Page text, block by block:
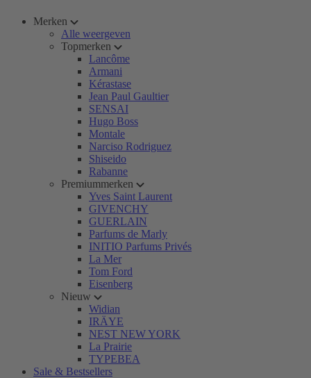
Merken
Alle weergeven
Topmerken
Lancôme
Armani
Kérastase
Jean Paul Gaultier
SENSAI
Hugo Boss
Montale
Narciso Rodriguez
Shiseido
Rabanne
Premiummerken
Yves Saint Laurent
GIVENCHY
GUERLAIN
Parfums de Marly
INITIO Parfums Privés
La Mer
Tom Ford
Eisenberg
Nieuw
Widian
IRÄYE
NEST NEW YORK
La Prairie
TYPEBEA
Sale & Bestsellers